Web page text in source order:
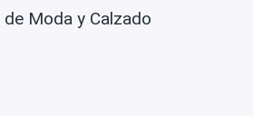
Moda y Calzado